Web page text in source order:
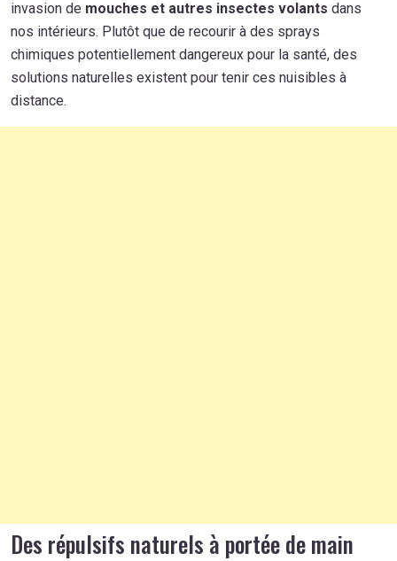
invasion de mouches et autres insectes volants dans
nos intérieurs. Plutôt que de recourir à des sprays
chimiques potentiellement dangereux pour la santé, des
solutions naturelles existent pour tenir ces nuisibles à
distance.
Des répulsifs naturels à portée de main